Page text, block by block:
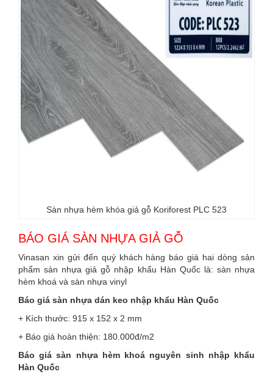
Sàn nhựa hèm khóa giả gỗ Koriforest PLC 523
BÁO GIÁ SÀN NHỰA GIẢ GỖ
Vinasan xin gửi đến quý khách hàng báo giá hai dòng sản
phẩm sàn nhựa giả gỗ nhập khẩu Hàn Quốc là: sàn nhựa
hèm khoá và sàn nhựa vinyl
Báo giá sàn nhựa dán keo nhập khẩu Hàn Quốc
+ Kích thước: 915 x 152 x 2 mm
+ Báo giá hoàn thiện: 180.000đ/m2
Báo giá sàn nhựa hèm khoá nguyên sinh nhập khẩu
Hàn Quốc